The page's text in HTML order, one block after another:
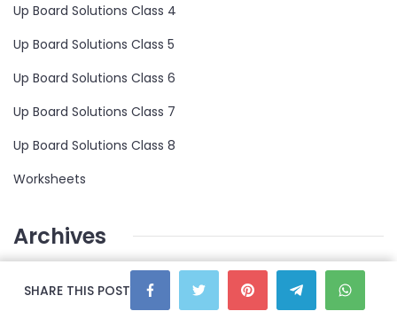
SHARE THIS POST
Up Board Solutions Class 4
Up Board Solutions Class 5
Up Board Solutions Class 6
Up Board Solutions Class 7
Up Board Solutions Class 8
Worksheets
Archives